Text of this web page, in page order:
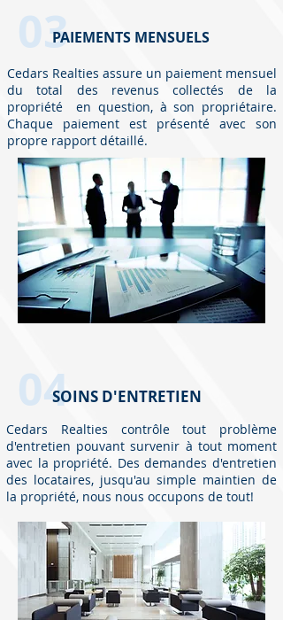
03PAIEMENTS MENSUELS
Cedars Realties assure un paiement mensuel
du total des revenus collectés de la
propriété en question, à son propriétaire.
Chaque paiement est présenté avec son
propre rapport détaillé.
04SOINS D'ENTRETIEN
Cedars Realties contrôle tout problème
d'entretien pouvant survenir à tout moment
avec la propriété. Des demandes d'entretien
des locataires, jusqu'au simple maintien de
la propriété, nous nous occupons de tout!